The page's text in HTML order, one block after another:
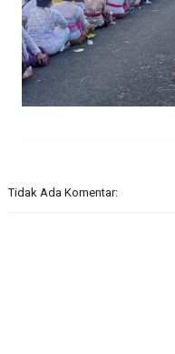
Tidak Ada Komentar: